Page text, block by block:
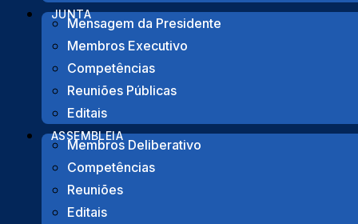
JUNTA
Mensagem da Presidente
Membros Executivo
Competências
Reuniões Públicas
Editais
ASSEMBLEIA
Membros Deliberativo
Competências
Reuniões
Editais
Este mobile, da autoria de Paulo d’Eça Leal, é
diâmetro ligada a uma chapa. No meio das
oscilação da esfera ao sabor do vento que
cúbica metálica.